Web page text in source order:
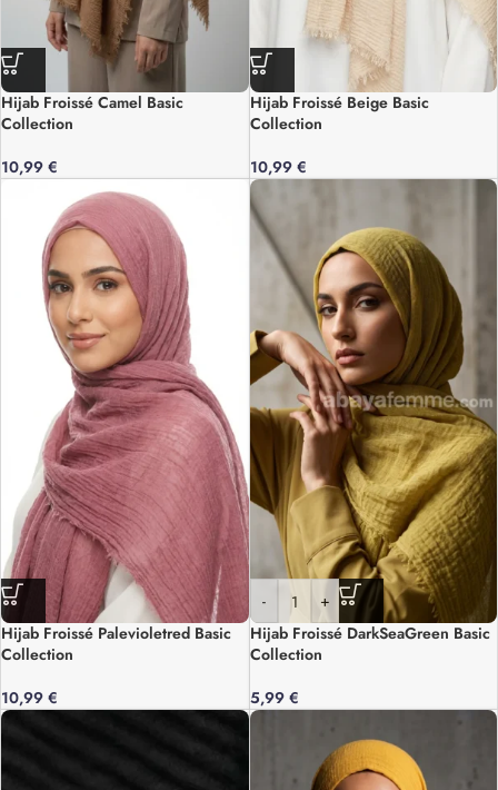
Hijab Froissé Camel Basic
Collection
10,99 €
Hijab Froissé Beige Basic
Collection
10,99 €
Hijab Froissé Palevioletred Basic
Collection
10,99 €
-
+
Hijab Froissé DarkSeaGreen Basic
Collection
5,99 €